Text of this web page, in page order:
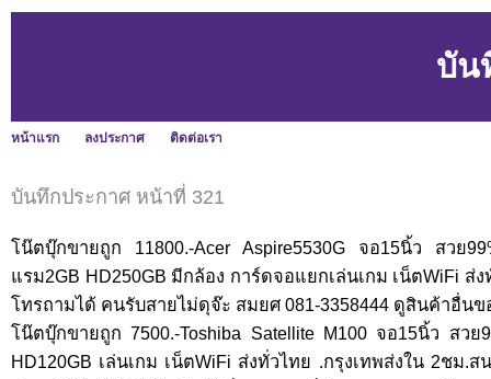
บัน
หน้าแรก ลงประกาศ ติดต่อเรา
บันทึกประกาศ หน้าที่ 321
โน๊ตบุ๊กขายถูก 11800.-Acer Aspire5530G จอ15นิ้ว สวย
แรม2GB HD250GB มีกล้อง การ์ดจอแยกเล่นเกม เน็ตWiFi ส่
โทรถามได้ คนรับสายไม่ดุจ๊ะ สมยศ 081-3358444 ดูสินค้าอื่นขอ
โน๊ตบุ๊กขายถูก 7500.-Toshiba Satellite M100 จอ15นิ้ว สวย
HD120GB เล่นเกม เน็ตWiFi ส่งทั่วไทย .กรุงเทพส่งใน 2ชม.